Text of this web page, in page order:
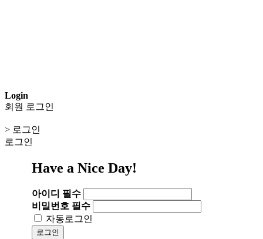
Login
회원 로그인
> 로그인
로그인
Have a Nice Day!
아이디 필수
비밀번호 필수
자동로그인
로그인